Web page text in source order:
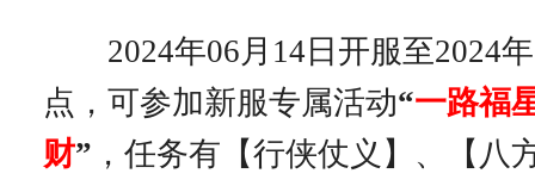
2024年06月14日开服至2024年
点，可参加新服专属活动“一路福
财” ，任务有【行侠仗义】、【八